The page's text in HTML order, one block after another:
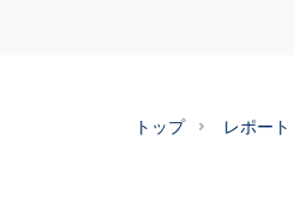
トップ レポー